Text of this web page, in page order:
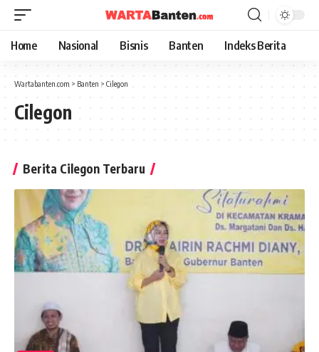
Home Nasional Bisnis Banten Indeks Berita
Wartabanten.com > Banten > Cilegon
Cilegon
Berita Cilegon Terbaru